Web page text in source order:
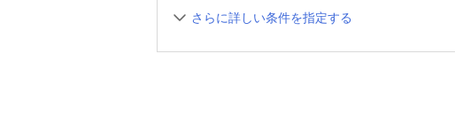
さらに詳しい条件を指定する